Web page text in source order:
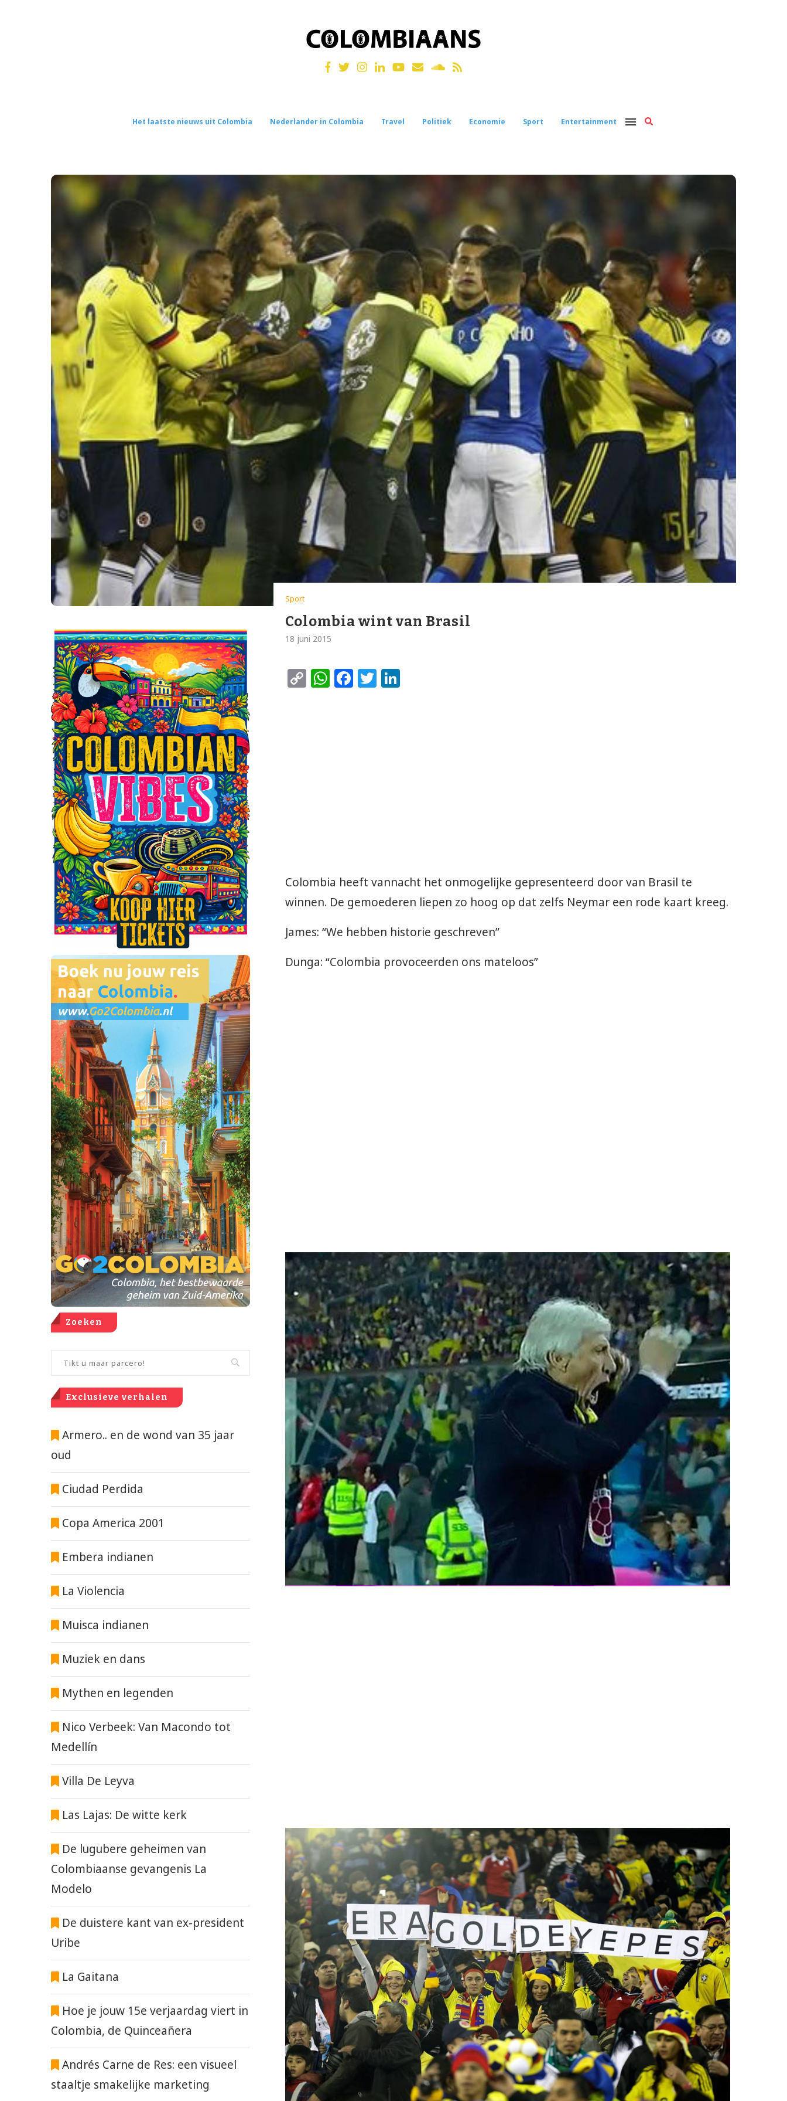
Het laatste nieuws uit Colombia Nederlander in Colombia Travel Politiek Economie Sport Entertainment
Sport
Colombia wint van Brasil
18 juni 2015
CopyWhatsApp
Facebook
Twitter
Colombia heeft vannacht het onmogelijke gepresenteerd door van Brasil te
winnen. De gemoederen liepen zo hoog op dat zelfs Neymar een rode kaart kreeg.
James: “We hebben historie geschreven”
Dunga: “Colombia provoceerden ons mateloos”
Zoeken
Exclusieve verhalen
Armero.. en de wond van 35 jaar
oud
Ciudad Perdida
Copa America 2001
Embera indianen
La Violencia
Muisca indianen
Muziek en dans
Mythen en legenden
Nico Verbeek: Van Macondo tot
Medellín
Villa De Leyva
Las Lajas: De witte kerk
De lugubere geheimen van
Colombiaanse gevangenis La
Modelo
De duistere kant van ex-president
Uribe
La Gaitana
Hoe je jouw 15e verjaardag viert in
Colombia, de Quinceañera
Andrés Carne de Res: een visueel
staaltje smakelijke marketing